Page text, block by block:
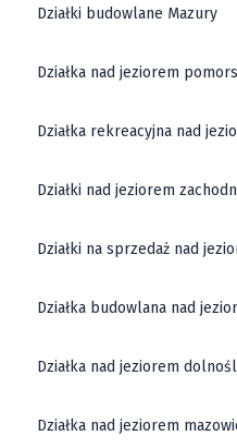
Działki budowlane Mazury
Działka nad jeziorem
Działka rekreacyjna nad
Działki nad jeziorem
Działki na sprzedaż nad
Działka budowlana nad
Działka nad jeziorem
Działka nad jeziorem